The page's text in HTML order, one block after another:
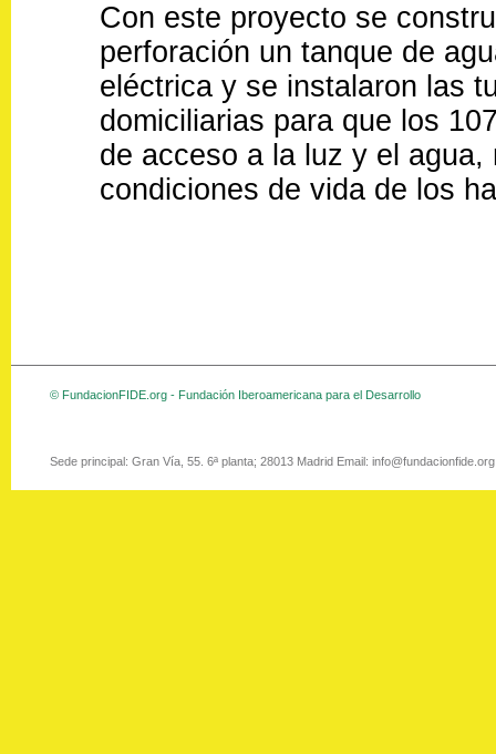
Con este proyecto se
perforación un tanque de
eléctrica y se instalaron las
domiciliarias para que los
de acceso a la luz y el
condiciones de vida de los
© FundacionFIDE.org - Fundación Iberoamericana para el Desarrollo
Sede principal: Gran Vía, 55. 6ª planta; 28013 Madrid Email: